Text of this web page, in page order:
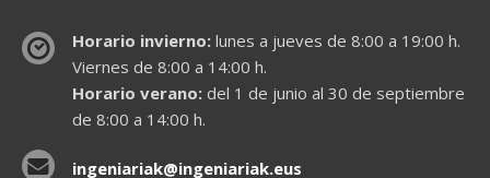
Horario invierno:lunes a jueves de 8:00 a 19:00 h.
Viernes de 8:00 a 14:00 h.
Horario verano:del 1 de junio al 30 de septiembre
de 8:00 a 14:00 h.
ingeniariak@ingeniariak.eus